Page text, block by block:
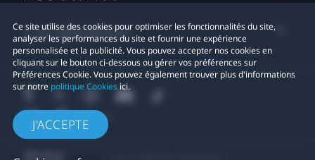
Ce site utilise des cookies pour optimiser les fonctionnalités du site,
analyser les performances du site et fournir une expérience
personnalisée et la publicité. Vous pouvez accepter nos cookies en
cliquant sur le bouton ci-dessous ou gérer vos préférences sur
Préférences Cookie. Vous pouvez également trouver plus d'informations
sur notre politique Cookiesici.
J'ACCEPTE
Localisation